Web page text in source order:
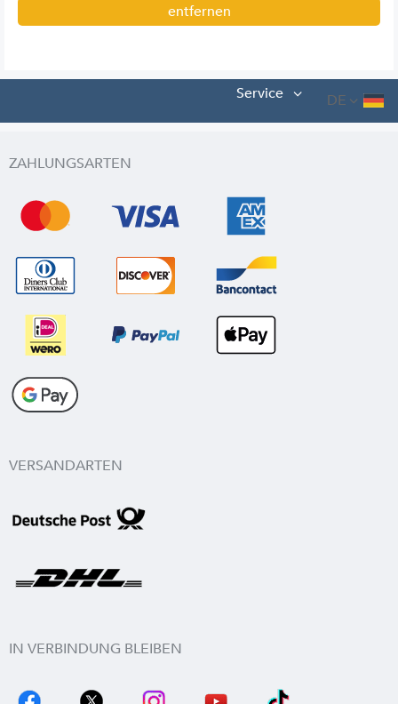
entfernen
DE
Service
ZAHLUNGSARTEN
VERSANDARTEN
IN VERBINDUNG BLEIBEN